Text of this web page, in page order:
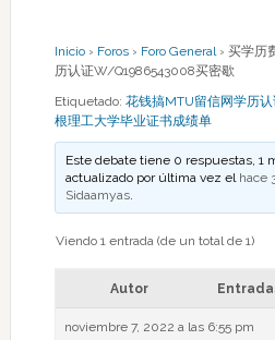
Inicio › Foros › Foro General › 买学历
历认证W/Q1986543008买密歇
Etiquetado: 花钱搞MTU留信网学历
根理工大学毕业证书成绩单
Este debate tiene 0 respuestas, 1
actualizado por última vez el hace
Sidaamyas.
Viendo 1 entrada (de un total de 1)
Autor
noviembre 7, 2022 a las 6:55 pm